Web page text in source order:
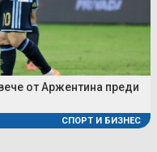
от Аржентина преди
СПОРТ И БИЗНЕС